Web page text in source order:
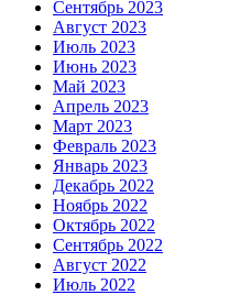
Сентябрь 2023
Август 2023
Июль 2023
Июнь 2023
Май 2023
Апрель 2023
Март 2023
Февраль 2023
Январь 2023
Декабрь 2022
Ноябрь 2022
Октябрь 2022
Сентябрь 2022
Август 2022
Июль 2022